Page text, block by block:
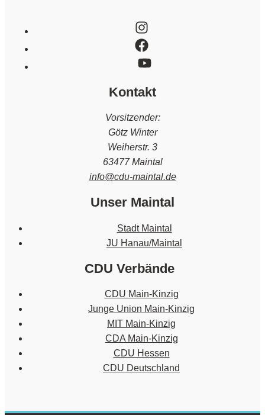
Kontakt
Vorsitzender:
Götz Winter
Weiherstr. 3
63477 Maintal
info@cdu-maintal.de
Unser Maintal
Stadt Maintal
JU Hanau/Maintal
CDU Verbände
CDU Main-Kinzig
Junge Union Main-Kinzig
MIT Main-Kinzig
CDA Main-Kinzig
CDU Hessen
CDU Deutschland